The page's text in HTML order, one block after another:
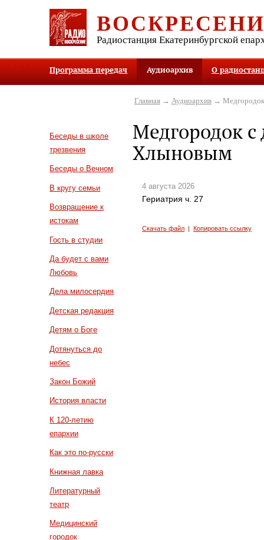
Радиостанция Екатеринбургской
Программа передач Аудиоархив О
Беседы в школе
трезвения
Беседы о Вечном
В кругу семьи
Возвращение к
истокам
Гость в студии
Да будет с вами
Любовь
Дела милосердия
Детская редакция
Детям о Боге
Дотянуться до
небес
Закон Божий
История власти
К 120-летию
епархии
Как это по-русски
Книжная лавка
Литературный
театр
Медицинский
городок
Главная→ Аудиоархив→ Медгородок
Медгородок с
Хлыновым
4 августа 2026
Гериатрия ч. 27
Скачать файл |Копировать ссылку